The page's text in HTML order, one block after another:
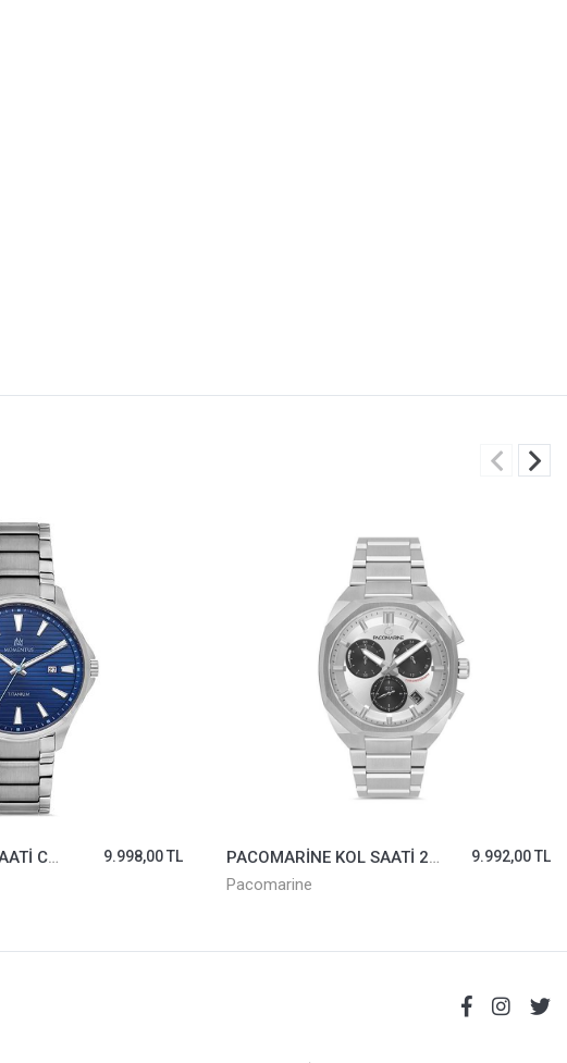
9.992,00 TL
PACOMARİNE KOL SAATİ 61227-01
Pacomarine
14.999,00 TL